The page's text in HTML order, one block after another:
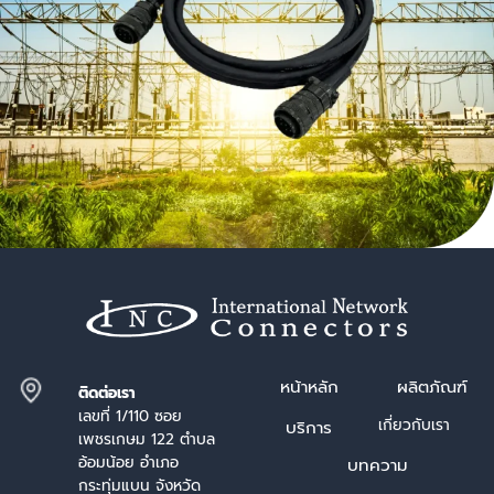
ติดต่อเรา
เลขที่ 1/110 ซอย
เพชรเกษม 122 ตำบล
อ้อมน้อย อำเภอ
กระทุ่มแบน จังหวัด
หน้าหลัก
ผลิตภัณฑ์
บริการ
เกี่ยวกับเรา
บทความ